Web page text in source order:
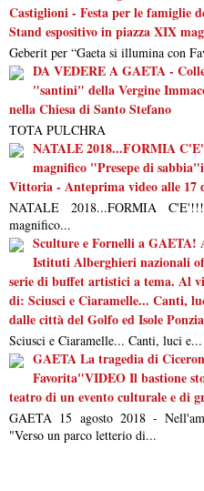
Castiglioni - Festa per le famiglie
Stand espositivo in piazza XIX
Geberit per “Gaeta si illumina con
DA VEDERE A GAETA -
"santini" della Vergine
nella Chiesa di Santo Stefano
TOTA PULCHRA
NATALE 2018...FORMIA
magnifico "Presepe di
Vittoria - Anteprima video alle 17
NATALE 2018...FORMIA
magnifico...
Sculture e Fornelli a GAETA!
Istituti Alberghieri nazionali
serie di buffet artistici a tema. Al
di: Sciusci e Ciaramelle... Canti,
dalle città del Golfo ed Isole
Sciusci e Ciaramelle... Canti, luci e...
GAETA La tragedia di
Favorita"VIDEO Il bastione
teatro di un evento culturale e di
GAETA 15 agosto 2018 -
"Verso un parco letterio di...